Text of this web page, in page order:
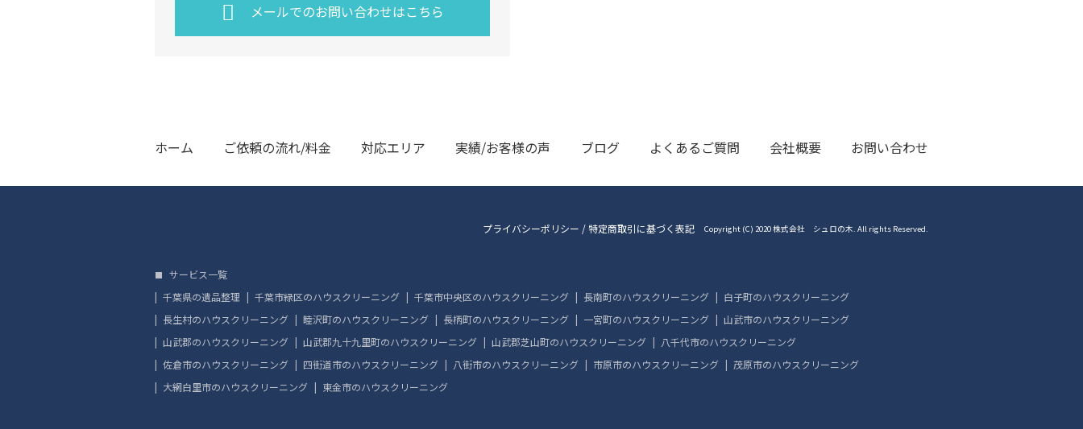
メールでのお問い合わせはこちら
ホーム ご依頼の流れ/料金 対応エリア 実績/お客様の声 ブログ よくあるご質問 会社概要 お問い合わせ
プライバシーポリシー /特定商取引に基づく表記 Copyright (C) 2020 株式会社 シュロの木. All rights Reserved.
サービス一覧
千葉県の遺品整理
千葉市緑区のハウスクリーニング 千葉市中央区のハウスクリーニング 長南町のハウスクリーニング
白子町のハウスクリーニング
長生村のハウスクリーニング
睦沢町のハウスクリーニング 長柄町のハウスクリーニング 一宮町のハウスクリーニング
山武市のハウスクリーニング
山武郡のハウスクリーニング
山武郡九十九里町のハウスクリーニング 山武郡芝山町のハウスクリーニング
八千代市のハウスクリーニング
佐倉市のハウスクリーニング
四街道市のハウスクリーニング 八街市のハウスクリーニング 市原市のハウスクリーニング
茂原市のハウスクリーニング
大網白里市のハウスクリーニング
東金市のハウスクリーニング